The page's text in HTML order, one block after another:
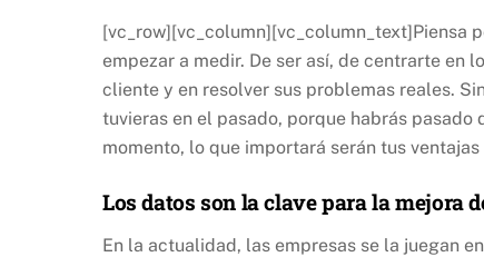
[vc_row][vc_column][vc_column_text]Piensa
empezar a medir. De ser así, de centrarte en
cliente y en resolver sus problemas reales.
tuvieras en el pasado, porque habrás
momento, lo que importará serán tus
Los datos son la clave para la mejora
En la actualidad, las empresas se la juegan